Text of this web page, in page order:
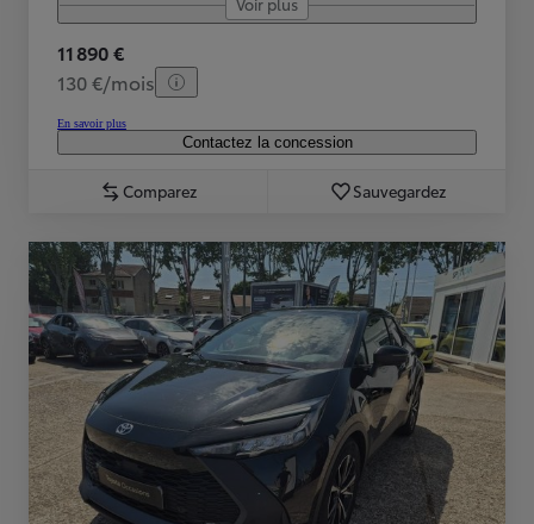
11 890 €
130 €/mois
En savoir plus
Contactez la concession
Comparez Sauvegardez